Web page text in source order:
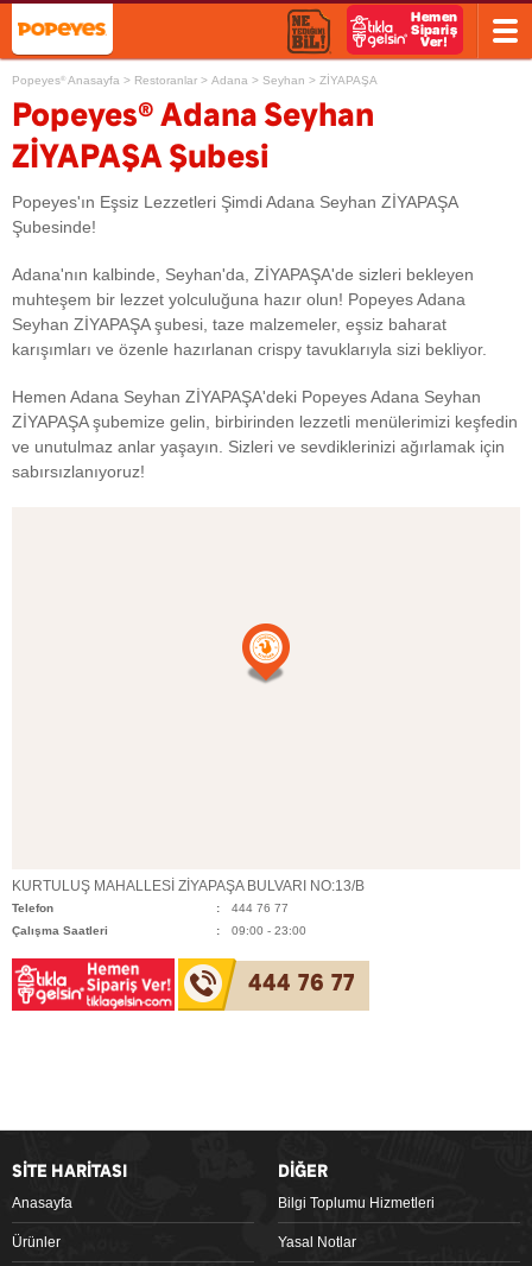
Popeyes® Anasayfa > Restoranlar > Adana > Seyhan > ZİYAPAŞA
Popeyes® Adana Seyhan
ZİYAPAŞA Şubesi
Popeyes'ın Eşsiz Lezzetleri Şimdi Adana Seyhan ZİYAPAŞA
Şubesinde!
Adana'nın kalbinde, Seyhan'da, ZİYAPAŞA'de sizleri bekleyen
muhteşem bir lezzet yolculuğuna hazır olun! Popeyes Adana
Seyhan ZİYAPAŞA şubesi, taze malzemeler, eşsiz baharat
karışımları ve özenle hazırlanan crispy tavuklarıyla sizi bekliyor.
Hemen Adana Seyhan ZİYAPAŞA'deki Popeyes Adana Seyhan
ZİYAPAŞA şubemize gelin, birbirinden lezzetli menülerimizi keşfedin
ve unutulmaz anlar yaşayın. Sizleri ve sevdiklerinizi ağırlamak için
sabırsızlanıyoruz!
KURTULUŞ MAHALLESİ ZİYAPAŞA BULVARI NO:13/B
Telefon
444 76 77
Çalışma Saatleri
09:00 - 23:00
444 76 77
SİTE HARİTASI
Anasayfa
Ürünler
DİĞER
Bilgi Toplumu Hizmetleri
Yasal Notlar